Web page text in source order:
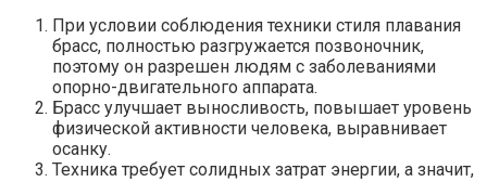
При условии соблюдения техники стиля плавания
брасс, полностью разгружается позвоночник,
поэтому он разрешен людям с заболеваниями
опорно-двигательного аппарата.
Брасс улучшает выносливость, повышает уровень
физической активности человека, выравнивает
осанку.
Техника требует солидных затрат энергии, а значит,